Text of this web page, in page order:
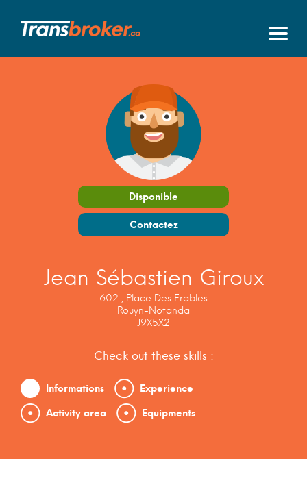
Disponible
Contactez
Jean Sébastien Giroux
602 , Place Des Erables
Rouyn-Notanda
J9X5X2
Check out these skills :
Informations
Experience
Activity area
Equipments